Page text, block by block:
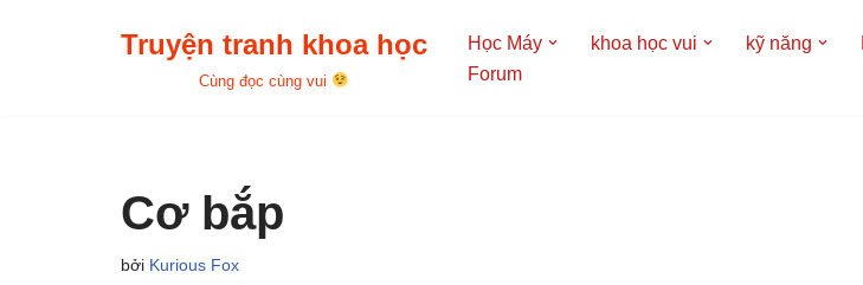
Truyện tranh khoa học
Cùng đọc cùng vui
Học Máy khoa học vui kỹ năng
Forum
Cơ bắp
bởi Kurious Fox